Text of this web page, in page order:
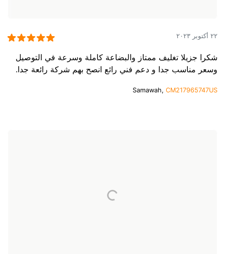
٢٢ أكتوبر ٢٠٢٣
شكرا جزيلا تغليف ممتاز والبضاعة كاملة وسرعة في التوصيل
وسعر مناسب جدا و دعم فني رائع انصح بهم شركة رائعة جدا.
Samawah, CM217965747US